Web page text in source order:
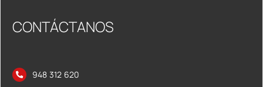
CONTÁCTANOS
948 312 620